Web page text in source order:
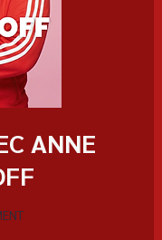
ANNE